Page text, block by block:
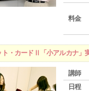
料金
ト・カードⅡ「小アルカナ」
講師
日程